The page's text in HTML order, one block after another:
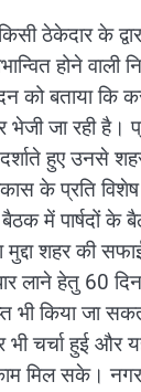
ठेकेदार के
होने
को बताया
भेजी जा रही
हुए उनसे
के प्रति विशेष
में पार्षदों के
शहर की
लाने हेतु 60
भी किया जा
चर्चा हुई और
मिल सके।